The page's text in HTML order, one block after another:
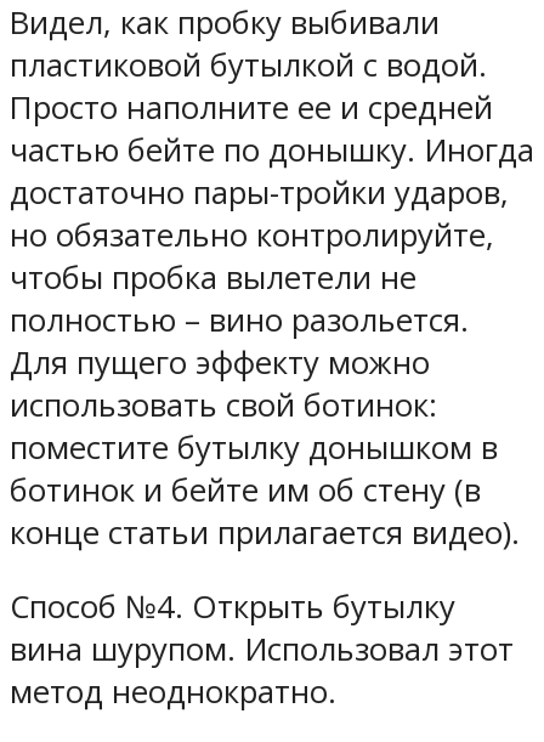
Видел, как пробку выбивали
пластиковой бутылкой с водой.
Просто наполните ее и средней
частью бейте по донышку. Иногда
достаточно пары-тройки ударов,
но обязательно контролируйте,
чтобы пробка вылетели не
полностью – вино разольется.
Для пущего эффекту можно
использовать свой ботинок:
поместите бутылку донышком в
ботинок и бейте им об стену (в
конце статьи прилагается видео).
Способ №4. Открыть бутылку
вина шурупом. Использовал этот
метод неоднократно.